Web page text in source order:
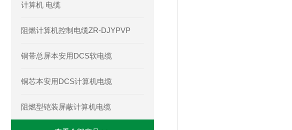
计算机 电缆
阻燃计算机控制电缆ZR-DJYPVP
铜带总屏本安用DCS软电缆
铜芯本安用DCS计算机电缆
阻燃型铠装屏蔽计算机电缆